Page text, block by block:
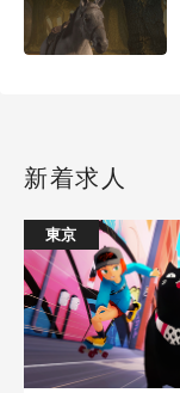
新着求人
東京